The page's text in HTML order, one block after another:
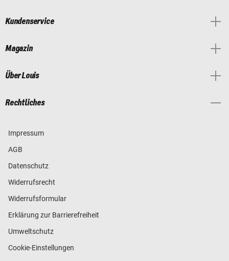
Kundenservice
Magazin
Über Louis
Rechtliches
Impressum
AGB
Datenschutz
Widerrufsrecht
Widerrufsformular
Erklärung zur Barrierefreiheit
Umweltschutz
Cookie-Einstellungen